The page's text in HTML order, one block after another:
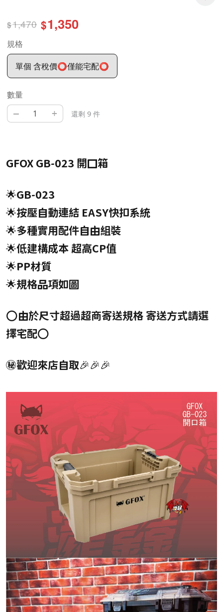
$1,470 $1,350
規格
單個 含稅價⭕僅能宅配⭕
數量
– + 還剩 9 件
GFOX GB-023 開口箱
🌟GB-023
🌟按壓自動連結 EASY快扣系統
🌟多種實用配件自由組裝
🌟低建構成本 超高CP值
🌟PP材質
🌟規格品項如圖
⭕由於尺寸超過超商寄送規格 寄送方式請選
擇宅配⭕
㊙️歡迎來店自取🎉🎉🎉